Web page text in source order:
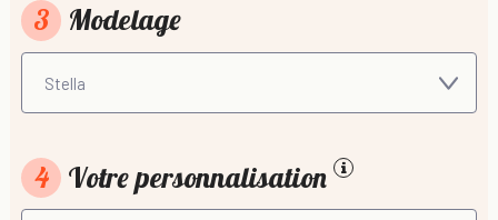
3 Modelage
4 Votre personnalisation